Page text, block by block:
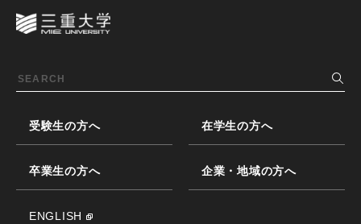
受験生の方へ 在学生の方へ
卒業生の方へ 企業・地域の方へ
ENGLISH